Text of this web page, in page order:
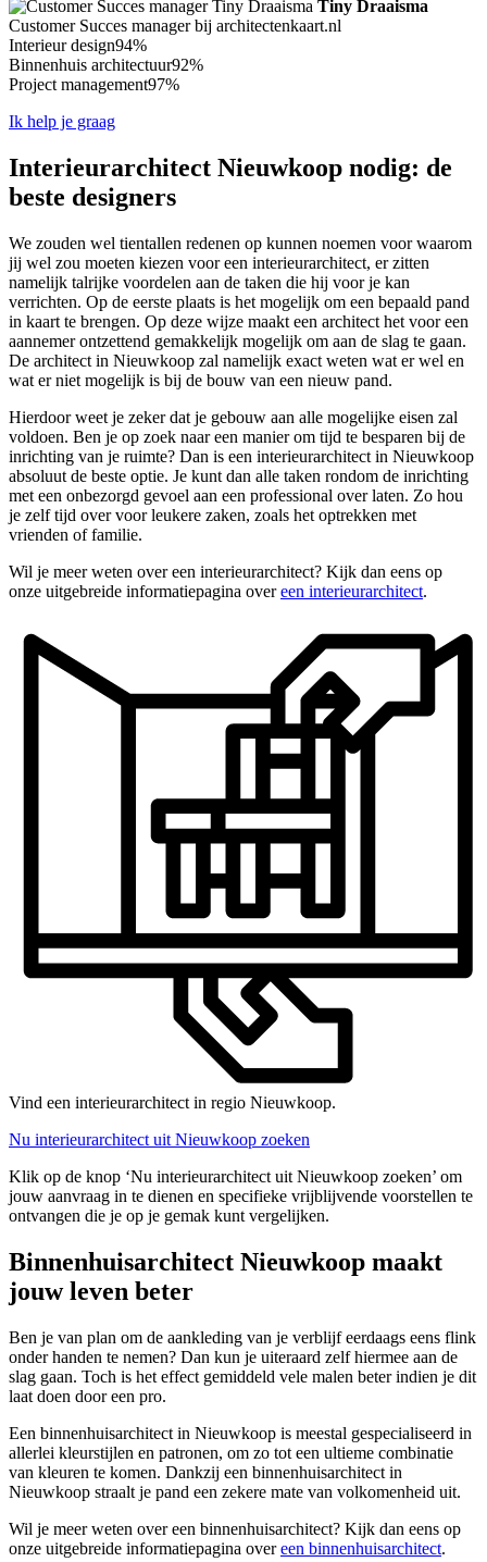
Tiny Draaisma
Customer Succes manager bij architectenkaart.nl
Interieur design94%
Binnenhuis architectuur92%
Project management97%
Ik help je graag
Interieurarchitect Nieuwkoop nodig: de
beste designers
We zouden wel tientallen redenen op kunnen noemen voor waarom
jij wel zou moeten kiezen voor een interieurarchitect, er zitten
namelijk talrijke voordelen aan de taken die hij voor je kan
verrichten. Op de eerste plaats is het mogelijk om een bepaald pand
in kaart te brengen. Op deze wijze maakt een architect het voor een
aannemer ontzettend gemakkelijk mogelijk om aan de slag te gaan.
De architect in Nieuwkoop zal namelijk exact weten wat er wel en
wat er niet mogelijk is bij de bouw van een nieuw pand.
Hierdoor weet je zeker dat je gebouw aan alle mogelijke eisen zal
voldoen. Ben je op zoek naar een manier om tijd te besparen bij de
inrichting van je ruimte? Dan is een interieurarchitect in Nieuwkoop
absoluut de beste optie. Je kunt dan alle taken rondom de inrichting
met een onbezorgd gevoel aan een professional over laten. Zo hou
je zelf tijd over voor leukere zaken, zoals het optrekken met
vrienden of familie.
Wil je meer weten over een interieurarchitect? Kijk dan eens op
onze uitgebreide informatiepagina overeen interieurarchitect.
Vind een interieurarchitect in regio Nieuwkoop.
Nu interieurarchitect uit Nieuwkoop zoeken
Klik op de knop ‘Nu interieurarchitect uit Nieuwkoop zoeken’ om
jouw aanvraag in te dienen en specifieke vrijblijvende voorstellen te
ontvangen die je op je gemak kunt vergelijken.
Binnenhuisarchitect Nieuwkoop maakt
jouw leven beter
Ben je van plan om de aankleding van je verblijf eerdaags eens flink
onder handen te nemen? Dan kun je uiteraard zelf hiermee aan de
slag gaan. Toch is het effect gemiddeld vele malen beter indien je dit
laat doen door een pro.
Een binnenhuisarchitect in Nieuwkoop is meestal gespecialiseerd in
allerlei kleurstijlen en patronen, om zo tot een ultieme combinatie
van kleuren te komen. Dankzij een binnenhuisarchitect in
Nieuwkoop straalt je pand een zekere mate van volkomenheid uit.
Wil je meer weten over een binnenhuisarchitect? Kijk dan eens op
onze uitgebreide informatiepagina overeen binnenhuisarchitect.